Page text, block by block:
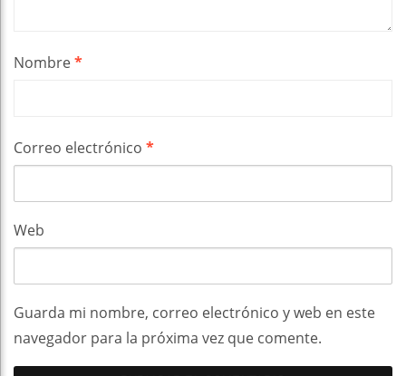
Nombre*
Correo electrónico *
Web
Guarda mi nombre, correo electrónico y web en este
navegador para la próxima vez que comente.